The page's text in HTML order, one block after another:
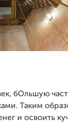
бОльшую
Таким
и освоить